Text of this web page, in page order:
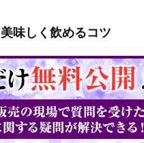
味しく飲めるコツ